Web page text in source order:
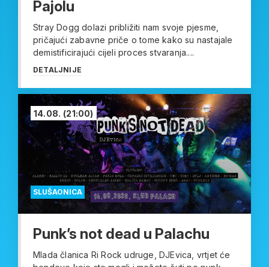
Pajolu
Stray Dogg dolazi približiti nam svoje pjesme,
pričajući zabavne priče o tome kako su nastajale
demistificirajući cijeli proces stvaranja....
DETALJNIJE
SLUŠAONICA
14.08. (21:00)
Punk’s not dead u Palachu
Mlada članica Ri Rock udruge, DJEvica, vrtjet će